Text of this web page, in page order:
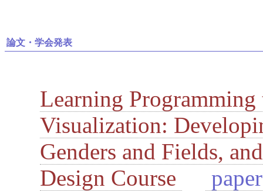
論文・学会発表
Learning
Visualization:
Genders and Fields,
Design Course